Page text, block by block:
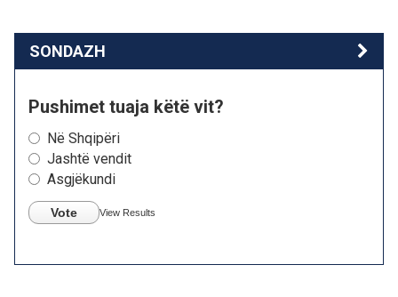
SONDAZH
Pushimet tuaja këtë vit?
Në Shqipëri
Jashtë vendit
Asgjëkundi
Vote View Results